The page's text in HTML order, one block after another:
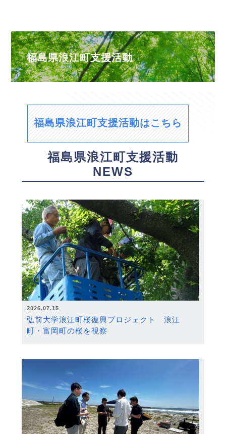
福島県浪江町支援活動
福島県浪江町支援活動はこちら
福島県浪江町支援活動
NEWS
2026.07.15
弘前大学浪江町桜復興プロジェクト 浪江
町・富岡町の桜を視察